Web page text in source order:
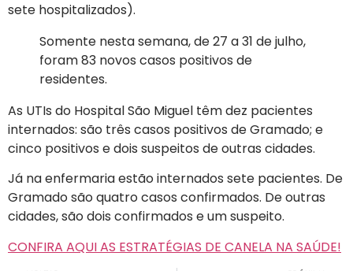
sete hospitalizados).
Somente nesta semana, de 27 a 31 de julho,
foram 83 novos casos positivos de
residentes.
As UTIs do Hospital São Miguel têm dez pacientes
internados: são três casos positivos de Gramado; e
cinco positivos e dois suspeitos de outras cidades.
Já na enfermaria estão internados sete pacientes. De
Gramado são quatro casos confirmados. De outras
cidades, são dois confirmados e um suspeito.
CONFIRA AQUI AS ESTRATÉGIAS DE CANELA NA SAÚDE!